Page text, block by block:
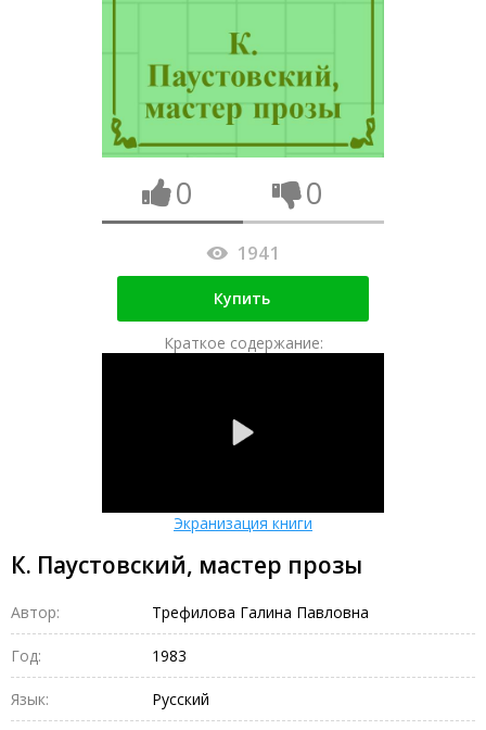
0 0
1941
Купить
Краткое содержание:
Экранизация книги
К. Паустовский, мастер прозы
Автор: Трефилова Галина Павловна
Год: 1983
Язык: Русский